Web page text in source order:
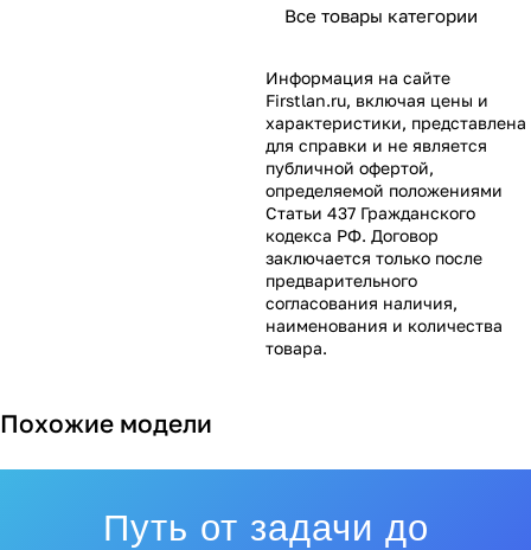
Все товары категории
Информация на сайте
Firstlan.ru, включая цены и
характеристики, представлена
для справки и не является
публичной офертой,
определяемой положениями
Статьи 437 Гражданского
кодекса РФ. Договор
заключается только после
предварительного
согласования наличия,
наименования и количества
товара.
Похожие модели
Путь от задачи до